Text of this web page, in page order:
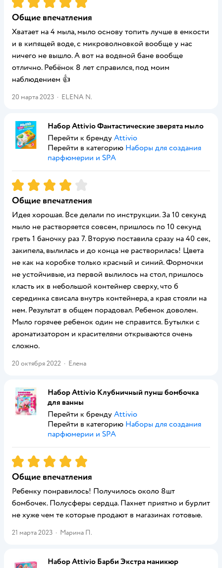
Общие впечатления
Хватает на 4 мыла, мыло основу топить лучше в емкости
и в кипящей воде, с микроволновкой вообще у нас
ничего не вышло. А вот на водяной бане вообще
отлично. Ребёнок 8 лет справился, под моим
наблюдением 👍
20 марта 2023 · ELENA N.
Набор Attivio Фантастические зверята мыло
Перейти к бренду Attivio
Перейти в категорию Наборы для создания
парфюмерии и SPA
Рейтинг:4
Общие впечатления
Идея хорошая. Все делали по инструкции. За 10 секунд
мыло не растворяется совсем, пришлось по 10 секунд
греть 1 баночку раз 7. Вторую поставила сразу на 40 сек,
закипела, вылилась и до конца не растворилась! Цвета
не как на коробке только красный и синий. Формочки
не устойчивые, из первой вылилось на стол, пришлось
класть их в небольшой контейнер сверху, что б
серединка свисала внутрь контейнера, а края стояли на
нем. Результат в общем порадовал. Ребенок доволен.
Мыло горячее ребенок один не справится. Бутылки с
ароматизатором и красителями открываются очень
сложно.
20 октября 2022 · Елена
Набор Attivio Клубничный пунш бомбочка
для ванны
Перейти к бренду Attivio
Перейти в категорию Наборы для создания
парфюмерии и SPA
Рейтинг:5
Общие впечатления
Ребенку понравилось! Получилось около 8шт
бомбочек. Полусферы сердца. Пахнет приятно и бурлит
не хуже чем те которые продают в магазинах готовые.
21 марта 2023 · Марина П.
Набор Attivio Барби Экстра маникюр